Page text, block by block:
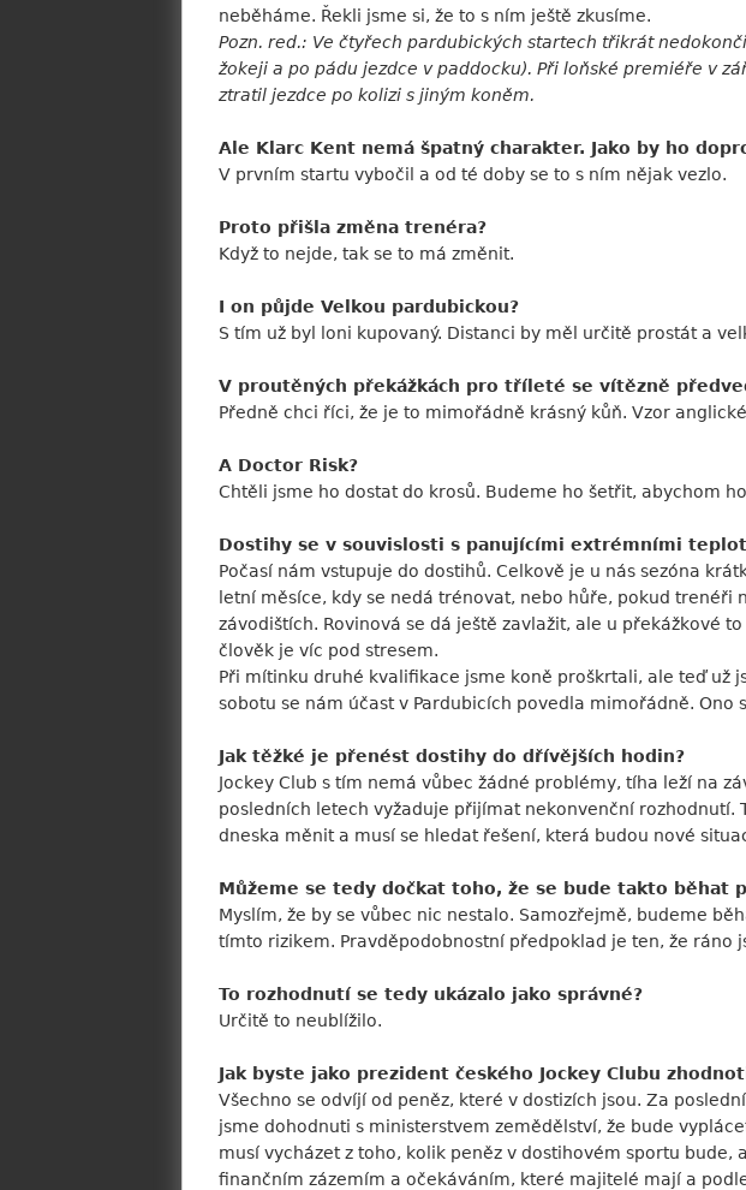
neběháme. Řekli jsme si, že to s ním ještě zkusíme.
Pozn. red.: Ve čtyřech pardubických startech třikrát
žokeji a po pádu jezdce v paddocku). Při loňské premiéře v
ztratil jezdce po kolizi s jiným koněm.
Ale Klarc Kent nemá špatný charakter. Jako by ho
V prvním startu vybočil a od té doby se to s ním nějak vezlo.
Proto přišla změna trenéra?
Když to nejde, tak se to má změnit.
I on půjde Velkou pardubickou?
S tím už byl loni kupovaný. Distanci by měl určitě prostát a
V proutěných překážkách pro tříleté se vítězně
Předně chci říci, že je to mimořádně krásný kůň. Vzor
A Doctor Risk?
Chtěli jsme ho dostat do krosů. Budeme ho šetřit, abychom
Dostihy se v souvislosti s panujícími extrémními
Počasí nám vstupuje do dostihů. Celkově je u nás sezóna
letní měsíce, kdy se nedá trénovat, nebo hůře, pokud
závodištích. Rovinová se dá ještě zavlažit, ale u překážkové
člověk je víc pod stresem.
Při mítinku druhé kvalifikace jsme koně proškrtali, ale teď už
sobotu se nám účast v Pardubicích povedla mimořádně.
Jak těžké je přenést dostihy do dřívějších hodin?
Jockey Club s tím nemá vůbec žádné problémy, tíha leží na
posledních letech vyžaduje přijímat nekonvenční
dneska měnit a musí se hledat řešení, která budou nové
Můžeme se tedy dočkat toho, že se bude takto běhat
Myslím, že by se vůbec nic nestalo. Samozřejmě, budeme
tímto rizikem. Pravděpodobnostní předpoklad je ten, že
To rozhodnutí se tedy ukázalo jako správné?
Určitě to neublížilo.
Jak byste jako prezident českého Jockey Clubu
Všechno se odvíjí od peněz, které v dostizích jsou. Za
jsme dohodnuti s ministerstvem zemědělství, že bude
musí vycházet z toho, kolik peněz v dostihovém sportu
finančním zázemím a očekáváním, které majitelé mají a